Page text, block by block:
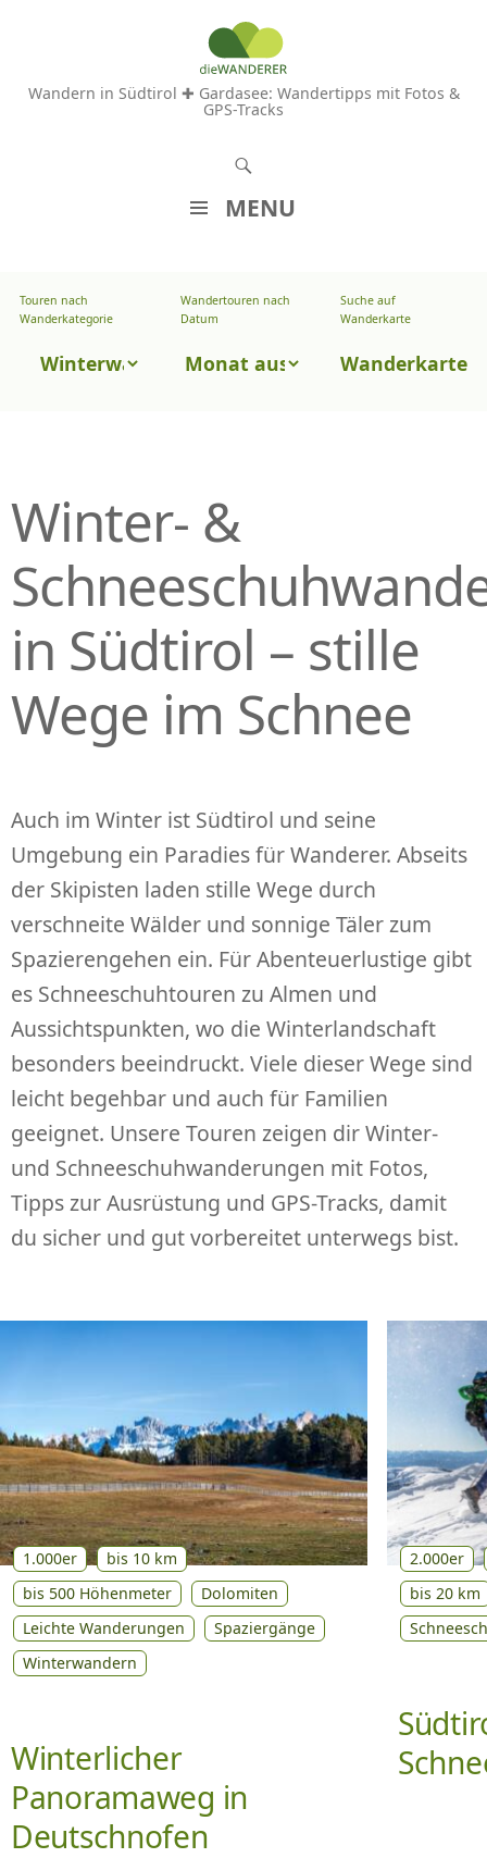
Wandern in Südtirol ✚ Gardasee: Wandertipps mit Fotos &
GPS-Tracks
MENU
M
R
N
G
Touren nach
Wanderkategorie
Touren
Wandertouren nach
Datum
Wandertouren
Datum
Suche auf
Wanderkarte
Wanderkarte
Winter- &
in Südtirol – stille
Wege im Schnee
Auch im Winter ist Südtirol und seine
Umgebung ein Paradies für Wanderer. Abseits
der Skipisten laden stille Wege durch
verschneite Wälder und sonnige Täler zum
Spazierengehen ein. Für Abenteuerlustige gibt
es Schneeschuhtouren zu Almen und
Aussichtspunkten, wo die Winterlandschaft
besonders beeindruckt. Viele dieser Wege sind
leicht begehbar und auch für Familien
geeignet. Unsere Touren zeigen dir Winter-
und Schneeschuhwanderungen mit Fotos,
Tipps zur Ausrüstung und GPS-Tracks, damit
du sicher und gut vorbereitet unterwegs bist.
1.000er
bis 10 km
bis 500 Höhenmeter
Dolomiten
Leichte Wanderungen
Spaziergänge
Winterwandern
Winterlicher
Panoramaweg in
Deutschnofen
2.000er
bis 20 km